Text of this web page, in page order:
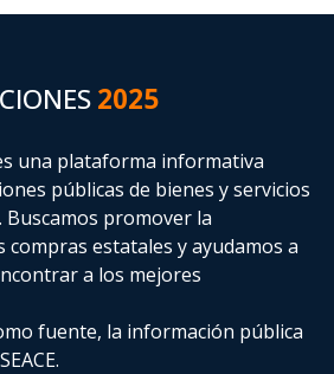
2025
una plataforma informativa
públicas de bienes y servicios
Buscamos promover la
compras estatalesy ayudamos a
a los mejores
fuente, la información pública